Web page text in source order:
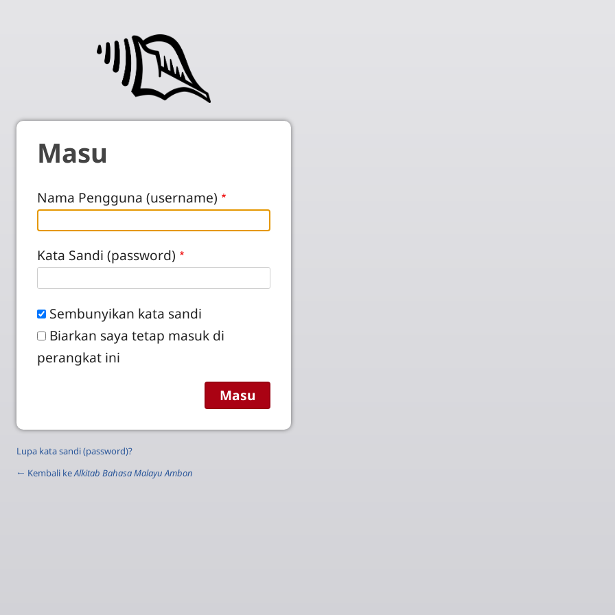
Masu
Nama Pengguna (username)
Kata Sandi (password)
Sembunyikan kata sandi
Biarkan saya tetap masuk di
perangkat ini
Lupa kata sandi (password)?
← Kembali keAlkitab Bahasa Malayu Ambon